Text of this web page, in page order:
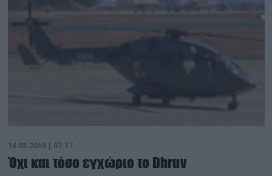
14.08.2010 | 07:17
Όχι και τόσο εγχώριο το Dhruv